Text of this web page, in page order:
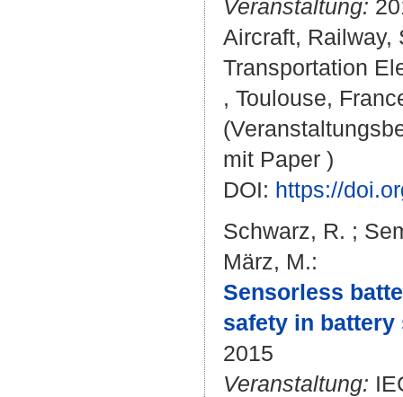
Veranstaltung:
Aircraft, Railway,
Transportation
, Toulouse,
mit Paper )
DOI: https://
Schwarz, R. ;
März, M.:
Sensorless
safety in battery
2015
Veranstaltung: